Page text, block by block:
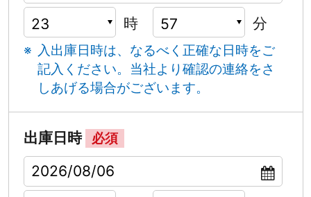
時 分
入出庫日時は、なるべく正確な日時をご
記入ください。 当社より確認の連絡をさ
しあげる場合がございます。
出庫日時 必須